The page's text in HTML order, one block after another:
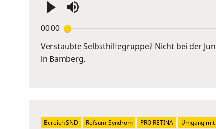
00:00
Enter
or
Space
Verstaubte Selbsthilfegruppe? Nicht bei der
in Bamberg.
Bereich SND Refsum-Syndrom PRO RETINA Umgang